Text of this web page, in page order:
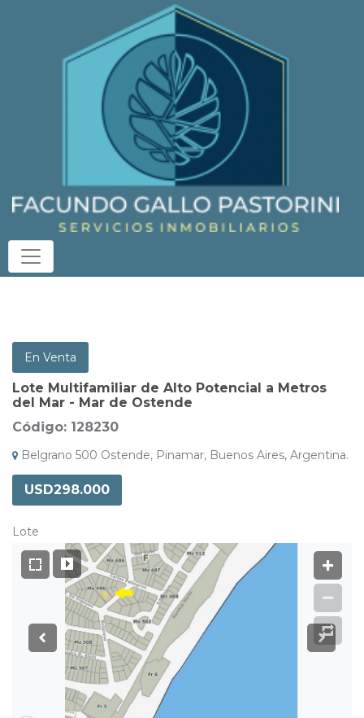
En Venta
Lote Multifamiliar de Alto Potencial a Metros
del Mar - Mar de Ostende
Código: 128230
Belgrano 500 Ostende, Pinamar, Buenos Aires, Argentina.
USD298.000
Lote